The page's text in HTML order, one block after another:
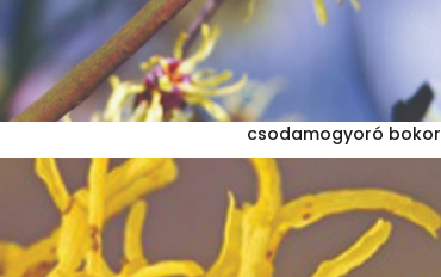
csodamogyoró bokor